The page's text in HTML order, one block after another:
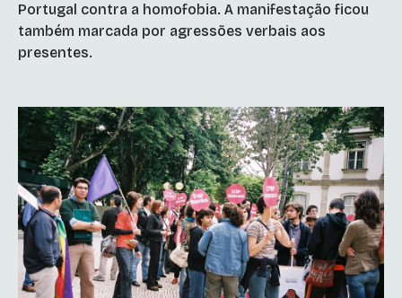
Portugal contra a homofobia. A manifestação ficou
também marcada por agressões verbais aos
presentes.